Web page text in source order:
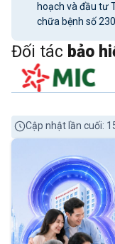
hoạch và đầu tư
chữa bệnh số
Đối tác bảo
Cập nhật lần cuối: